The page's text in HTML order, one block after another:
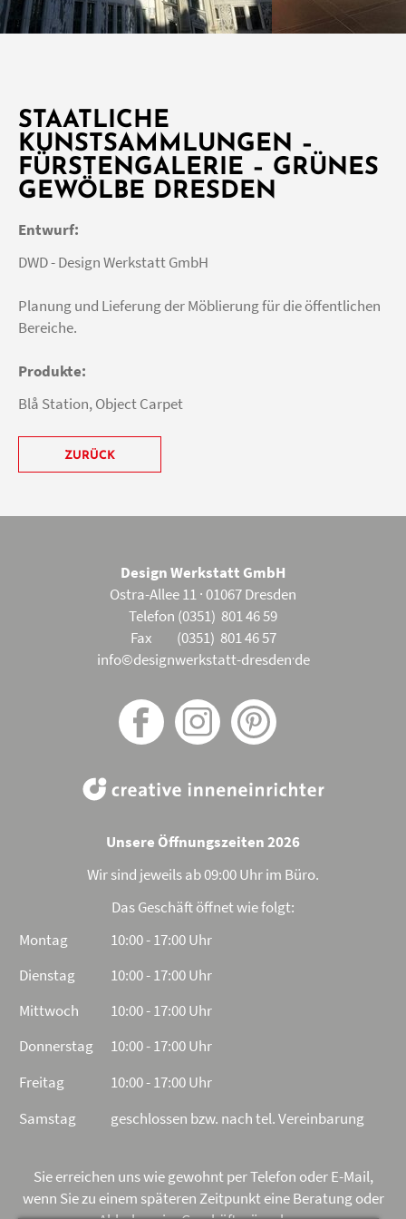
STAATLICHE
KUNSTSAMMLUNGEN –
FÜRSTENGALERIE – GRÜNES
GEWÖLBE DRESDEN
Entwurf:
DWD - Design Werkstatt GmbH
Planung und Lieferung der Möblierung für die öffentlichen
Bereiche.
Produkte:
Blå Station, Object Carpet
ZURÜCK
Design Werkstatt GmbH
Ostra-Allee 11 · 01067 Dresden
Telefon (0351) 801 46 59
Fax (0351) 801 46 57
info©designwerkstatt-dresden.de
Unsere Öffnungszeiten 2026
Wir sind jeweils ab 09:00 Uhr im Büro.
Das Geschäft öffnet wie folgt:
Montag
10:00 - 17:00 Uhr
Dienstag
10:00 - 17:00 Uhr
Mittwoch
10:00 - 17:00 Uhr
Donnerstag
10:00 - 17:00 Uhr
Freitag
10:00 - 17:00 Uhr
Samstag
geschlossen bzw. nach tel. Vereinbarung
Sie erreichen uns wie gewohnt per Telefon oder E-Mail,
wenn Sie zu einem späteren Zeitpunkt eine Beratung oder